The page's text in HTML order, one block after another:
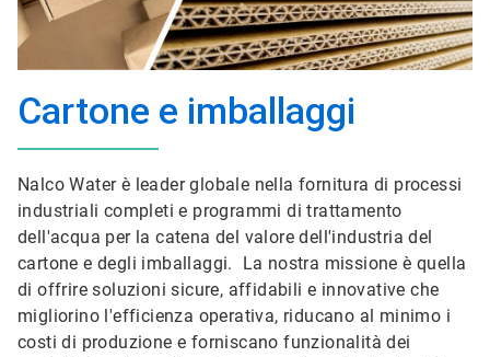
Cartone e imballaggi
Nalco Water è leader globale nella fornitura di processi
industriali completi e programmi di trattamento
dell'acqua per la catena del valore dell'industria del
cartone e degli imballaggi. La nostra missione è quella
di offrire soluzioni sicure, affidabili e innovative che
migliorino l'efficienza operativa, riducano al minimo i
costi di produzione e forniscano funzionalità dei